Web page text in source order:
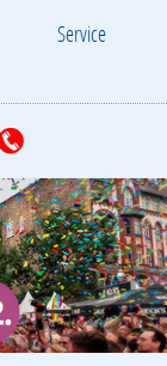
Service